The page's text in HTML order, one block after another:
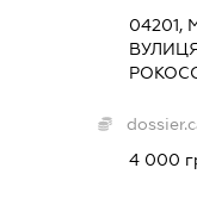
04201,
4 000